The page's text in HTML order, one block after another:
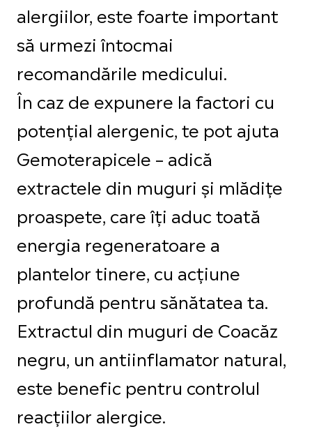
alergiilor, este foarte important
să urmezi întocmai
recomandările medicului.
În caz de expunere la factori cu
potențial alergenic, te pot ajuta
Gemoterapicele – adică
extractele din muguri și mlădițe
proaspete, care îți aduc toată
energia regeneratoare a
plantelor tinere, cu acțiune
profundă pentru sănătatea ta.
Extractul din muguri de Coacăz
negru, un antiinflamator natural,
este benefic pentru controlul
reacțiilor alergice.